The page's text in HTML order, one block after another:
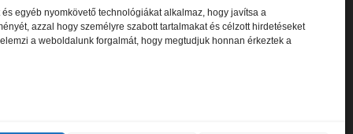
egyéb nyomkövető technológiákat alkalmaz, hogy javítsa a
azzal hogy személyre szabott tartalmakat és célzott hirdetéseket
a weboldalunk forgalmát, hogy megtudjuk honnan érkeztek a
Bonnel rugós matracok